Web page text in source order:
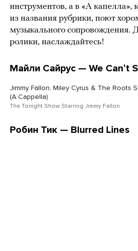
инструментов, а в «А капелла»,
из названия рубрики, поют
музыкального сопровождения.
ролики, наслаждайтесь!
Майли Сайрус — We Canʼt
Jimmy Fallon, Miley Cyrus & The Roots
(A Cappella)
The Tonight Show Starring Jimmy Fallon
Робин Тик — Blurred Lines